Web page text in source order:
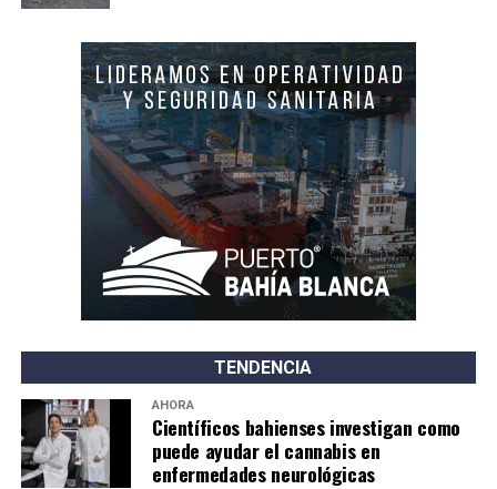
TENDENCIA
AHORA
Científicos bahienses investigan como
puede ayudar el cannabis en
enfermedades neurológicas